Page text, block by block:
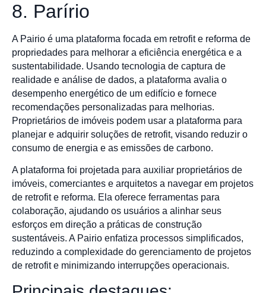
8. Parírio
A Pairio é uma plataforma focada em retrofit e reforma de
propriedades para melhorar a eficiência energética e a
sustentabilidade. Usando tecnologia de captura de
realidade e análise de dados, a plataforma avalia o
desempenho energético de um edifício e fornece
recomendações personalizadas para melhorias.
Proprietários de imóveis podem usar a plataforma para
planejar e adquirir soluções de retrofit, visando reduzir o
consumo de energia e as emissões de carbono.
A plataforma foi projetada para auxiliar proprietários de
imóveis, comerciantes e arquitetos a navegar em projetos
de retrofit e reforma. Ela oferece ferramentas para
colaboração, ajudando os usuários a alinhar seus
esforços em direção a práticas de construção
sustentáveis. A Pairio enfatiza processos simplificados,
reduzindo a complexidade do gerenciamento de projetos
de retrofit e minimizando interrupções operacionais.